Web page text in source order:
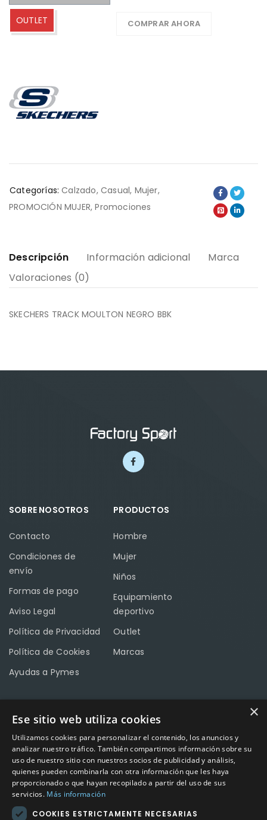
OUTLET COMPRAR AHORA
Categorías: Calzado,Casual, Mujer,
PROMOCIÓN MUJER,Promociones
Descripción Información adicional
Marca
Valoraciones (0)
SKECHERS TRACK MOULTON NEGRO BBK
SOBRE NOSOTROS
Contacto
Condiciones de
envío
Formas de pago
Aviso Legal
Política de Privacidad
Política de Cookies
Ayudas a Pymes
PRODUCTOS
Hombre
Mujer
Niños
Equipamiento
deportivo
Outlet
Marcas
CONTACTO
Calle Méndez Núñez nº3 – Fuente Palmera 14120 Córdoba
Teléfono957 04 96 57
Emailinfo@factory-sport.es
×
Ese sitio web utiliza cookies
Utilizamos cookies para personalizar el contenido, los anuncios y
analizar nuestro tráfico. También compartimos información sobre su
uso de nuestro sitio con nuestros socios de publicidad y análisis,
quienes pueden combinarla con otra información que les haya
proporcionado o que hayan recopilado a partir del uso de sus
servicios. Más información
COOKIES ESTRICTAMENTE NECESARIAS